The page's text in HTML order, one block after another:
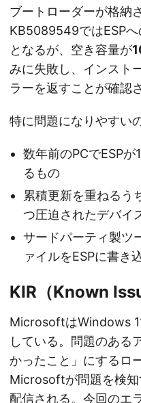
ブートローダーが格納
KB5089549ではESP
となるが、空き容量が
みに失敗し、インスト
ラーを返すことが確認
特に問題になりやすい
数年前のPCでESP
るもの
累積更新を重ねるう
つ圧迫されたデバイ
サードパーティ製ツ
ァイルをESPに書き
KIR（Known
MicrosoftはWindows
している。問題のある
かったこと」にするロ
Microsoftが問題を検
配信される。今回のエ